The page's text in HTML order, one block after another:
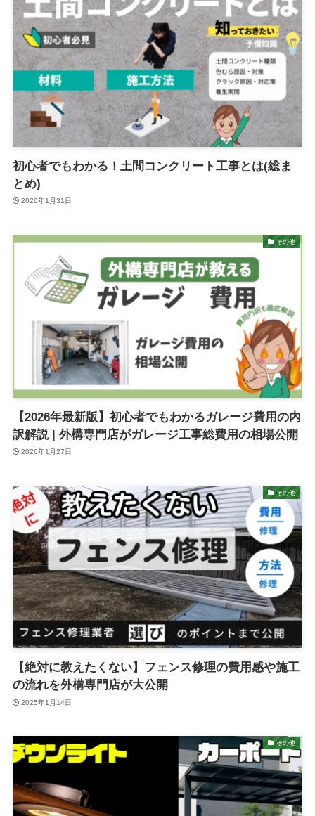
初心者でもわかる！土間コンクリート工事とは(総ま
とめ)
2026年1月31日
その他
【2026年最新版】初心者でもわかるガレージ費用の内
訳解説 | 外構専門店がガレージ工事総費用の相場公開
2026年1月27日
その他
【絶対に教えたくない】フェンス修理の費用感や施工
の流れを外構専門店が大公開
2025年1月14日
その他